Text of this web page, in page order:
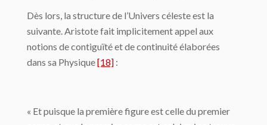
Dès lors, la structure de l’Univers céleste est la
suivante. Aristote fait implicitement ap­pel aux
notions de contiguïté et de continuité élaborées
dans sa Physique[18] :
« Et puisque la première figure est celle du premier